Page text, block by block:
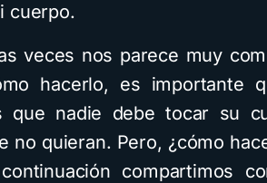
cuerpo.
veces nos parece muy
hacerlo, es importante
que nadie debe tocar su
no quieran. Pero, ¿cómo
compartimos